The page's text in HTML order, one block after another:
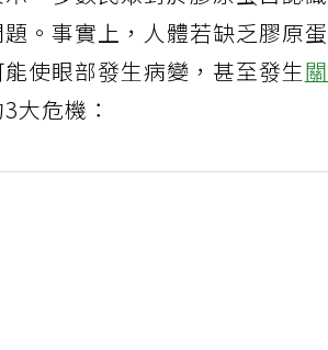
。事實上，人體若缺乏膠原
使眼部發生病變，甚至發生
大危機：